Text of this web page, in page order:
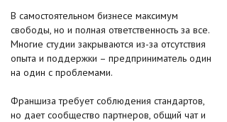
В самостоятельном бизнесе максимум
свободы, но и полная ответственность за все.
Многие студии закрываются из-за отсутствия
опыта и поддержки – предприниматель один
на один с проблемами.
Франшиза требует соблюдения стандартов,
но дает сообщество партнеров, общий чат и